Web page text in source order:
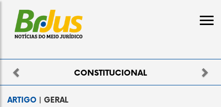
Previous
ARTIGO | GERAL